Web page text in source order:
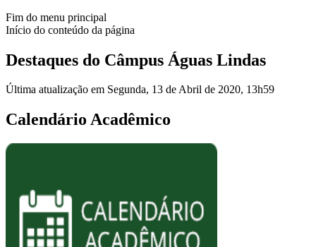
Fim do menu principal
Início do conteúdo da página
Destaques do Câmpus Águas Lindas
Última atualização em Segunda, 13 de Abril de 2020, 13h59
Calendário Acadêmico